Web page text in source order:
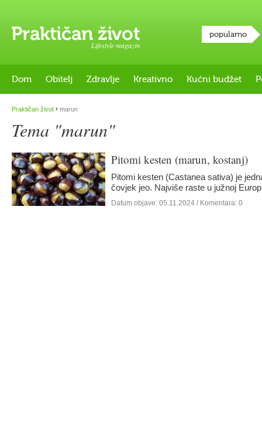
Lifestyle magazin
popularno
Dom Obitelj Zdravlje Kreativno Kućni budžet
Praktičan život › marun
Tema "marun"
Pitomi kesten (marun, kostanj)
Pitomi kesten (Castanea sativa) je
čovjek jeo. Najviše raste u južnoj
Datum objave: 05.11.2024 / Komentara: 0